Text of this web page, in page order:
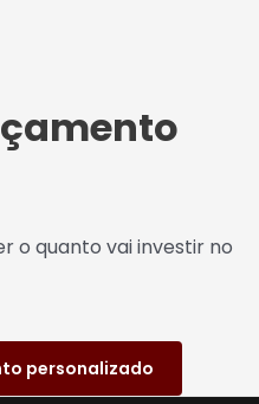
o quanto vai investir no
personalizado